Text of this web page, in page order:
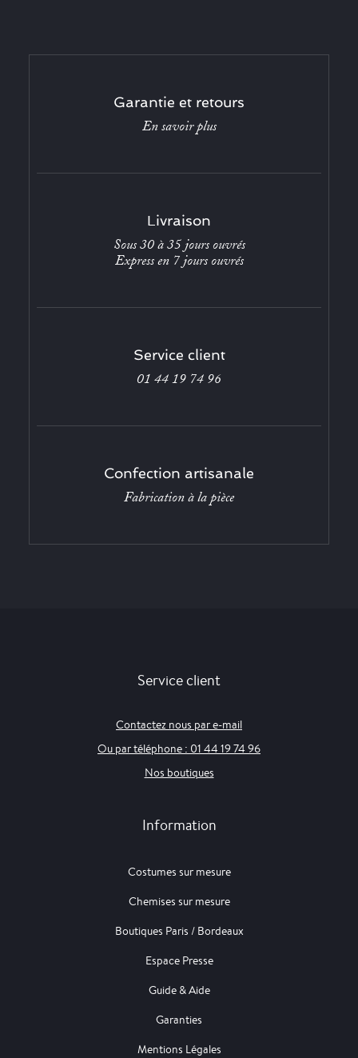
Garantie et retours
En savoir plus
Livraison
Sous 30 à 35 jours ouvrés
Express en 7 jours ouvrés
Service client
01 44 19 74 96
Confection artisanale
Fabrication à la pièce
Service client
Contactez nous par e-mail
Ou par téléphone : 01 44 19 74 96
Nos boutiques
Information
Costumes sur mesure
Chemises sur mesure
Boutiques Paris / Bordeaux
Espace Presse
Guide & Aide
Garanties
Mentions Légales